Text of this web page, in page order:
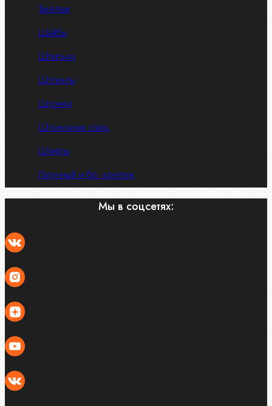
Такелаж
Шайбы
Шпильки
Шплинты
Шпонки
Шпоночная сталь
Штифты
Латунный и бр. крепеж
Мы в соцсетях: